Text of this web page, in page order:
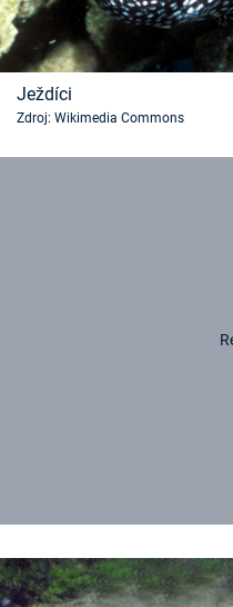
Ježdíci
Zdroj: Wikimedia Commons